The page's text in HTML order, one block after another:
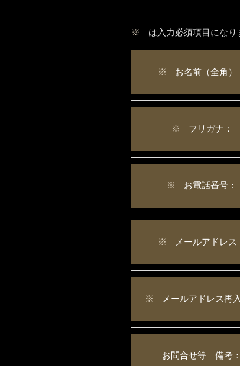
※ は入力必須項目になり
※ お名前（全角）
※ フリガナ：
※ お電話番号：
※ メールアドレス
※ メールアドレス再
お問合せ等 備考：